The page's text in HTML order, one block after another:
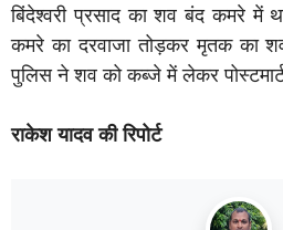
बिंदेश्वरी प्रसाद का शव बंद कमरे में
कमरे का दरवाजा तोड़कर मृतक का
पुलिस ने शव को कब्जे में लेकर
राकेश यादव की रिपोर्ट